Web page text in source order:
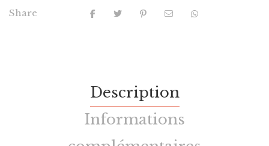
Share
Description
Informations